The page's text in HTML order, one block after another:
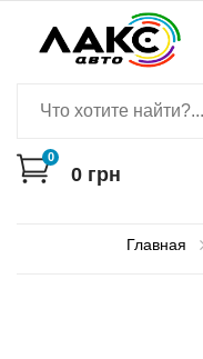
0
0 грн
Главная